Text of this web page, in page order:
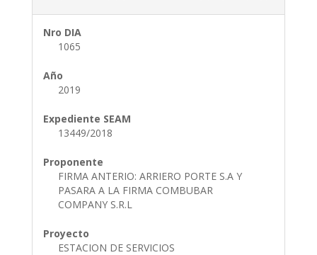
Nro DIA
1065
Año
2019
Expediente SEAM
13449/2018
Proponente
FIRMA ANTERIO: ARRIERO PORTE S.A Y
PASARA A LA FIRMA COMBUBAR
COMPANY S.R.L
Proyecto
ESTACION DE SERVICIOS